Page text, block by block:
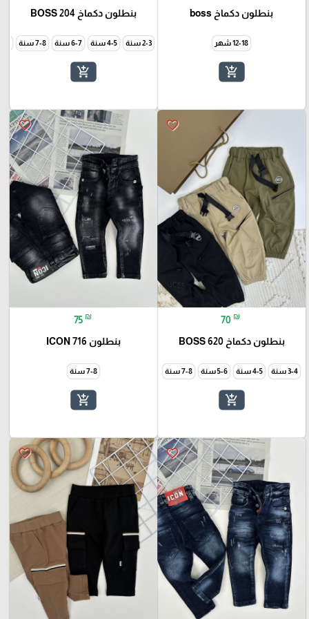
بنطلون دكماخ boss
12-18 شهر
add_shopping_cart
بنطلون دكماخ BOSS 204
2-3 سنة 4-5 سنة 6-7 سنة 7-8 سنة
add_shopping_cart
favorite_border
70 ₪
بنطلون دكماخ BOSS 620
3-4 سنة 4-5 سنة 5-6 سنة 7-8 سنة
add_shopping_cart
favorite_border
75 ₪
بنطلون ICON 716
7-8 سنة
add_shopping_cart
favorite_border
favorite_border